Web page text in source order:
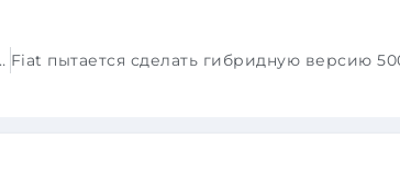
впервые были распроданы полностью